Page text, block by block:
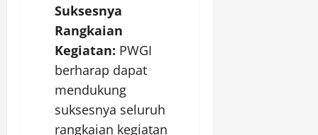
Suksesnya
Rangkaian
Kegiatan: PWGI
berharap dapat
mendukung
suksesnya seluruh
rangkaian kegiatan